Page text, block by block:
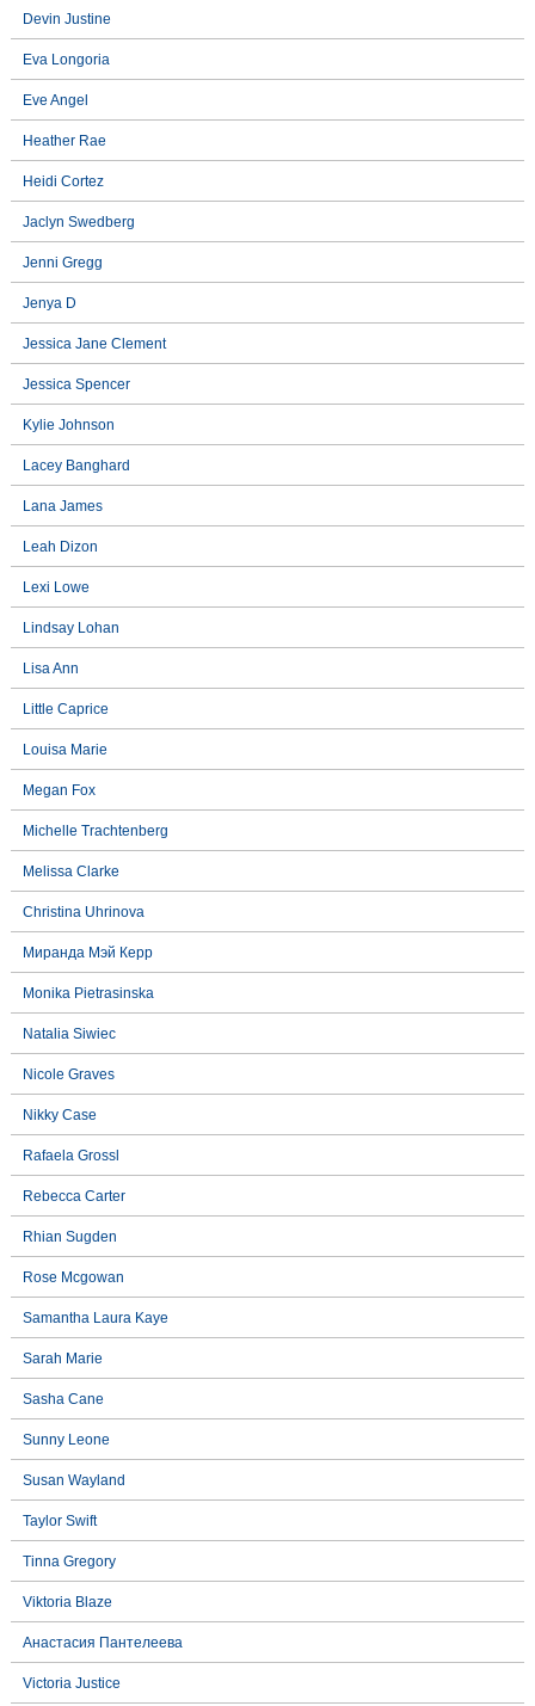
Devin Justine
Eva Longoria
Eve Angel
Heather Rae
Heidi Cortez
Jaclyn Swedberg
Jenni Gregg
Jenya D
Jessica Jane Clement
Jessica Spencer
Kylie Johnson
Lacey Banghard
Lana James
Leah Dizon
Lexi Lowe
Lindsay Lohan
Lisa Ann
Little Caprice
Louisa Marie
Megan Fox
Michelle Trachtenberg
Melissa Clarke
Christina Uhrinova
Миранда Мэй Керр
Monika Pietrasinska
Natalia Siwiec
Nicole Graves
Nikky Case
Rafaela Grossl
Rebecca Carter
Rhian Sugden
Rose Mcgowan
Samantha Laura Kaye
Sarah Marie
Sasha Cane
Sunny Leone
Susan Wayland
Taylor Swift
Tinna Gregory
Viktoria Blaze
Анастасия Пантелеева
Victoria Justice